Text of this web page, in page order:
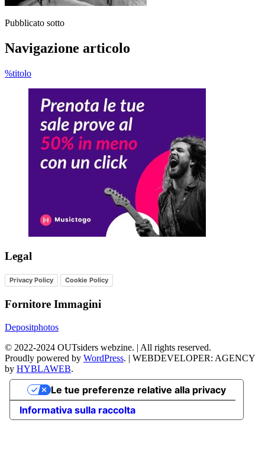
Pubblicato sotto
Navigazione articolo
%titolo
Legal
Privacy Policy Cookie Policy
Fornitore Immagini
Depositphotos
© 2022-2024 OUTsiders webzine. | All rights reserved.
Proudly powered by WordPress. | WEBDEVELOPER: AGENCY
by HYBLAWEB.
Informativa sulla raccolta
Le tue preferenze relative alla privacy